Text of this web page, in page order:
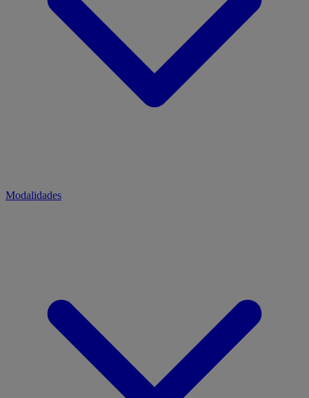
Modalidades